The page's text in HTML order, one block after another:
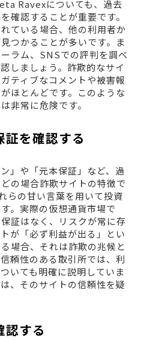
Ravexについても、過去
確認することが重要です。
ている場合、他の利用者か
つかることが多いです。ま
ラム、SNSでの評判を調べ
しましょう。詐欺的なサイ
ティブなコメントや被害報
ほとんどです。このような
非常に危険です。
を確認する
」や「元本保証」など、過
の場合詐欺サイトの特徴で
らの甘い言葉を用いて投資
。実際の仮想通貨市場で
証はなく、リスクが常に存
が「必ず利益が出る」とい
場合、それは詐欺の兆候と
頼性のある取引所では、利
いても明確に説明していま
、そのサイトの信頼性を疑
認する